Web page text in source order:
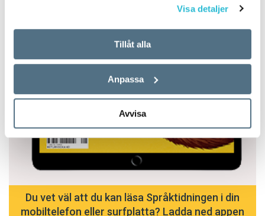
Visa detaljer
Tillåt alla
Anpassa
Avvisa
Du vet väl att du kan läsa Språktidningen i din
mobiltelefon eller surfplatta? Ladda ned appen